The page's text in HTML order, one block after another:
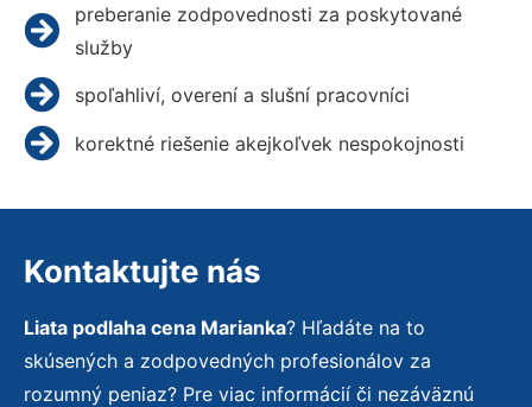
preberanie zodpovednosti za poskytované
služby
spoľahliví, overení a slušní pracovníci
korektné riešenie akejkoľvek nespokojnosti
Kontaktujte nás
Liata podlaha cena Marianka? Hľadáte na to
skúsených a zodpovedných profesionálov za
rozumný peniaz? Pre viac informácií či nezáväznú